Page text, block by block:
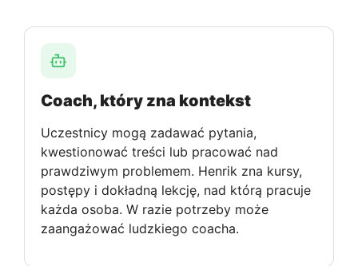
Coach, który zna kontekst
Uczestnicy mogą zadawać pytania,
kwestionować treści lub pracować nad
prawdziwym problemem. Henrik zna kursy,
postępy i dokładną lekcję, nad którą pracuje
każda osoba. W razie potrzeby może
zaangażować ludzkiego coacha.